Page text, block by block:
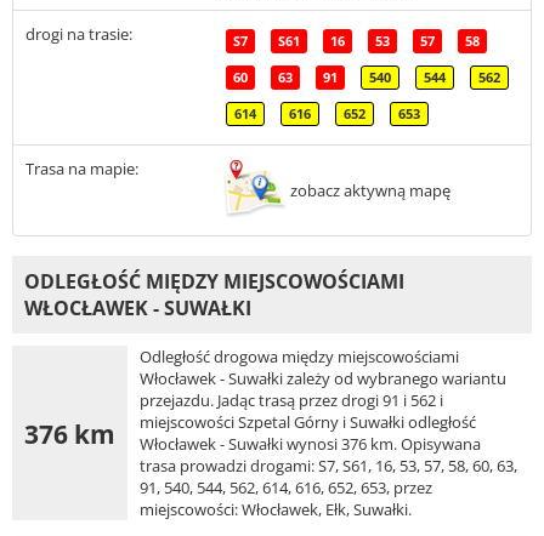
drogi na trasie: S7 S61 16 53 57 58
60 63 91 540 544 562
614 616 652 653
Trasa na mapie:
zobacz aktywną mapę
ODLEGŁOŚĆ MIĘDZY MIEJSCOWOŚCIAMI
WŁOCŁAWEK - SUWAŁKI
376 km
Odległość drogowa między miejscowościami
Włocławek - Suwałki zależy od wybranego wariantu
przejazdu. Jadąc trasą przez drogi 91 i 562 i
miejscowości Szpetal Górny i Suwałki odległość
Włocławek - Suwałki wynosi 376 km. Opisywana
trasa prowadzi drogami: S7, S61, 16, 53, 57, 58, 60, 63,
91, 540, 544, 562, 614, 616, 652, 653, przez
miejscowości: Włocławek, Ełk, Suwałki.